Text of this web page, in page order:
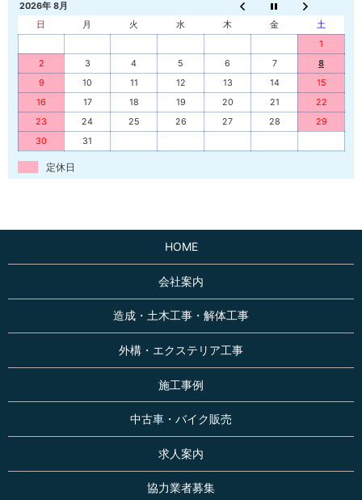
2026年 8月
日
月 火 水 木 金
土
1
2
3 4 5 6 7
8
9
10 11 12 13 14
15
16
17 18 19 20 21
22
23
24 25 26 27 28
29
30
31
定休日
HOME
会社案内
造成・土木工事・解体工事
外構・エクステリア工事
施工事例
中古車・バイク販売
求人案内
協力業者募集